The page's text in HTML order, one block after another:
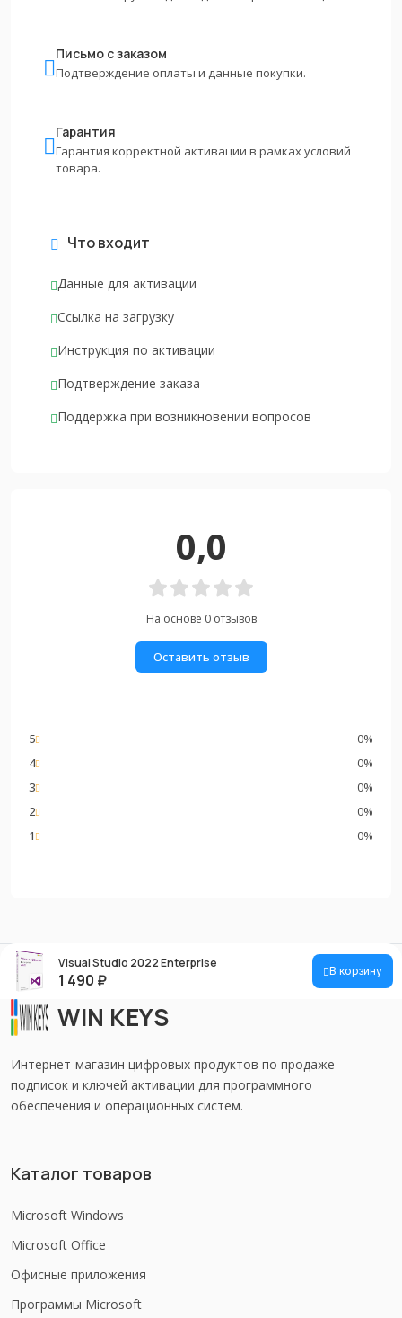
Письмо с заказом
Подтверждение оплаты и данные покупки.
Гарантия
Гарантия корректной активации в рамках условий
товара.
Что входит
Данные для активации
Ссылка на загрузку
Инструкция по активации
Подтверждение заказа
Поддержка при возникновении вопросов
0,0
На основе 0 отзывов
Оставить отзыв
5
0%
4
0%
3
0%
2
0%
1
0%
Visual Studio 2022 Enterprise
1 490 ₽ В корзину
WIN KEYS
Интернет-магазин цифровых продуктов по продаже
подписок и ключей активации для программного
обеспечения и операционных систем.
Каталог товаров
Microsoft Windows
Microsoft Office
Офисные приложения
Программы Microsoft